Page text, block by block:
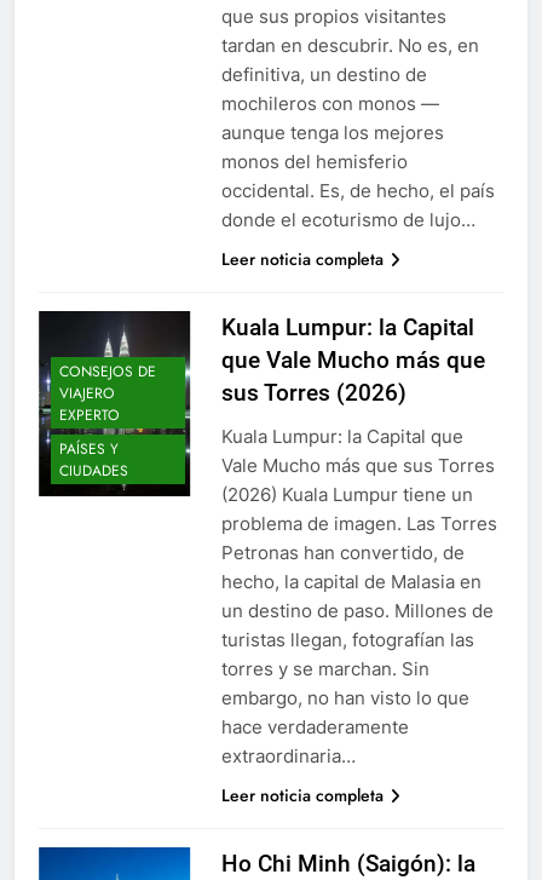
que sus propios visitantes
tardan en descubrir. No es, en
definitiva, un destino de
mochileros con monos —
aunque tenga los mejores
monos del hemisferio
occidental. Es, de hecho, el país
donde el ecoturismo de lujo…
Leer noticia completa
CONSEJOS DE
VIAJERO
EXPERTO
PAÍSES Y
CIUDADES
Kuala Lumpur: la Capital
que Vale Mucho más que
sus Torres (2026)
Kuala Lumpur: la Capital que
Vale Mucho más que sus Torres
(2026) Kuala Lumpur tiene un
problema de imagen. Las Torres
Petronas han convertido, de
hecho, la capital de Malasia en
un destino de paso. Millones de
turistas llegan, fotografían las
torres y se marchan. Sin
embargo, no han visto lo que
hace verdaderamente
extraordinaria…
Leer noticia completa
Ho Chi Minh (Saigón): la